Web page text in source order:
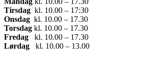
Tirsdag ​ kl. 10.00 – 17:30​
Onsdag ​ kl. 10.00 – 17.30​
Torsdag ​ kl. 10.00 – 17.30​
Fredag ​ kl. 10.00 – 17.30​
Lørdag ​ kl. 10.00 – 13.00